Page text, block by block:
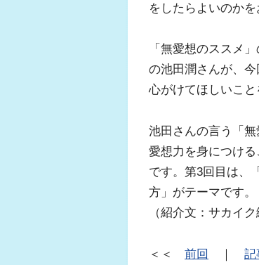
をしたらよいのかを
「無愛想のススメ
の池田潤さんが、
心がけてほしいこと
池田さんの言う「
愛想力を身につけ
です。第3回目は、
方」がテーマです。
（紹介文：サカイ
＜＜ 前回 ｜ 記